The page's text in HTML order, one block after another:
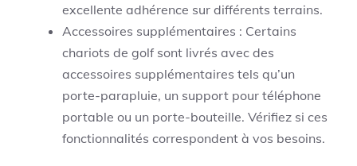
excellente adhérence sur différents terrains.
Accessoires supplémentaires : Certains
chariots de golf sont livrés avec des
accessoires supplémentaires tels qu’un
porte-parapluie, un support pour téléphone
portable ou un porte-bouteille. Vérifiez si ces
fonctionnalités correspondent à vos besoins.